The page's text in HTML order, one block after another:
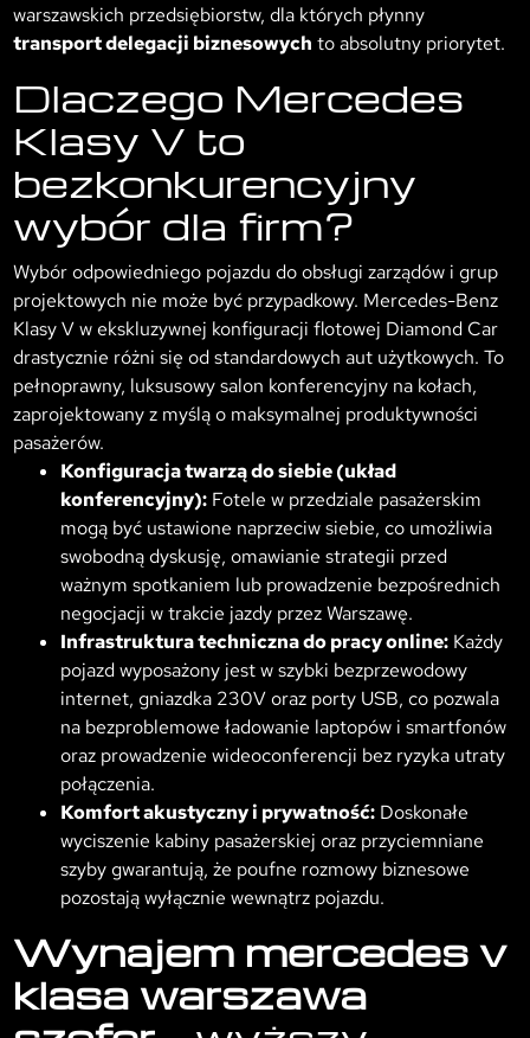
warszawskich przedsiębiorstw, dla których płynny
transport delegacji biznesowych to absolutny priorytet.
Dlaczego Mercedes
Klasy V to
bezkonkurencyjny
wybór dla firm?
Wybór odpowiedniego pojazdu do obsługi zarządów i grup
projektowych nie może być przypadkowy. Mercedes-Benz
Klasy V w ekskluzywnej konfiguracji flotowej Diamond Car
drastycznie różni się od standardowych aut użytkowych. To
pełnoprawny, luksusowy salon konferencyjny na kołach,
zaprojektowany z myślą o maksymalnej produktywności
pasażerów.
Konfiguracja twarzą do siebie (układ
konferencyjny): Fotele w przedziale pasażerskim
mogą być ustawione naprzeciw siebie, co umożliwia
swobodną dyskusję, omawianie strategii przed
ważnym spotkaniem lub prowadzenie bezpośrednich
negocjacji w trakcie jazdy przez Warszawę.
Infrastruktura techniczna do pracy online: Każdy
pojazd wyposażony jest w szybki bezprzewodowy
internet, gniazdka 230V oraz porty USB, co pozwala
na bezproblemowe ładowanie laptopów i smartfonów
oraz prowadzenie wideoconferencji bez ryzyka utraty
połączenia.
Komfort akustyczny i prywatność: Doskonałe
wyciszenie kabiny pasażerskiej oraz przyciemniane
szyby gwarantują, że poufne rozmowy biznesowe
pozostają wyłącznie wewnątrz pojazdu.
Wynajem mercedes v
klasa warszawa